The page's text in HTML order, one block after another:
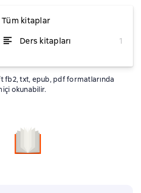
Tüm kitaplar
Ders kitapları
1
itibaren ₺1.152,71
fb2, txt, epub, pdf formatlarında
okunabilir.